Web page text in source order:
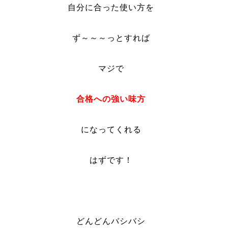
自分に合った使い方を
ず～～～っとすれば
マジで
合格への強い味方
になってくれる
はずです！
どんどんバシバシ